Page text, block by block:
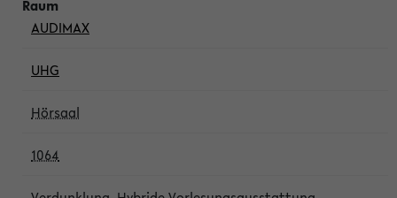
AUDIMAX
UHG
Hörsaal
1064